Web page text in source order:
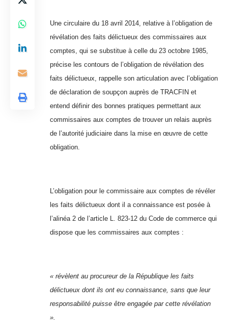
Une circulaire du 18 avril 2014, relative à l’obligation de
révélation des faits délictueux des commissaires aux
comptes, qui se substitue à celle du 23 octobre 1985,
précise les contours de l’obligation de révélation des
faits délictueux, rappelle son articulation avec l’obligation
de déclaration de soupçon auprès de TRACFIN et
entend définir des bonnes pratiques permettant aux
commissaires aux comptes de trouver un relais auprès
de l’autorité judiciaire dans la mise en œuvre de cette
obligation.
L’obligation pour le commissaire aux comptes de révéler
les faits délictueux dont il a connaissance est posée à
l’alinéa 2 de l’article L. 823-12 du Code de commerce qui
dispose que les commissaires aux comptes :
« révèlent au procureur de la République les faits
délictueux dont ils ont eu connaissance, sans que leur
responsabilité puisse être engagée par cette révélation
».